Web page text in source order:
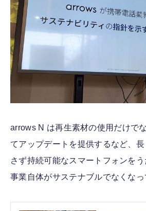
arrows N は再生素材の使用だけで
てアップデートを提供するなど、
さず持続可能なスマートフォンをう
事業自体がサステナブルでなくなっ